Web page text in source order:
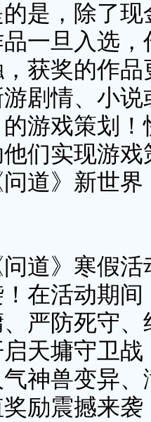
，除了现
一旦入选
获奖的作
剧情、小
游戏策划
他们实现游
道》新世界
》寒假活
在活动期间
严防死守、
天墉守卫
神兽变异
励震撼来